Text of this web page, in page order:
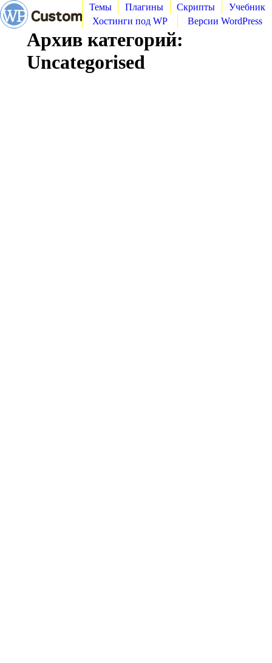
Темы Плагины Скрипты
Учебник
Хостинги под WP
Версии WordPress
Архив категорий:
Uncategorised